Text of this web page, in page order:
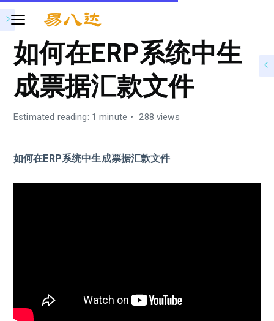
如何在ERP系统中生
成票据汇款文件
Estimated reading: 1 minute 288 views
如何在ERP系统中生成票据汇款文件